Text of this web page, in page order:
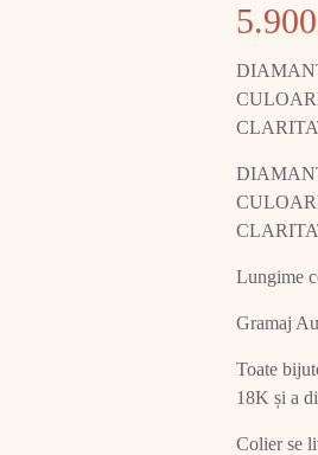
Lungime
Gramaj
Toate
18K și a
Colier se